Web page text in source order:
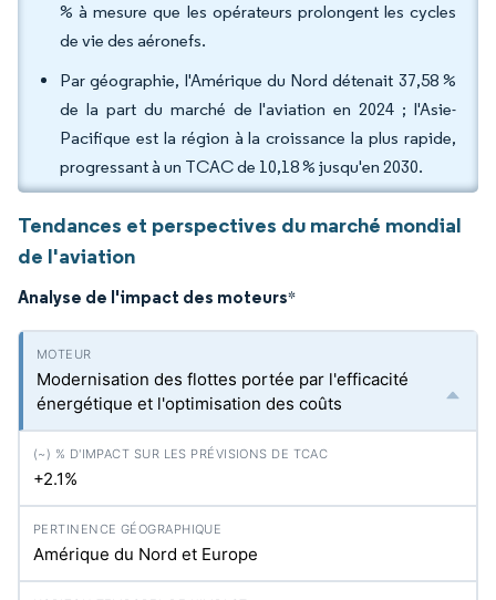
% à mesure que les opérateurs prolongent les cycles
de vie des aéronefs.
Par géographie, l'Amérique du Nord détenait 37,58 %
de la part du marché de l'aviation en 2024 ; l'Asie-
Pacifique est la région à la croissance la plus rapide,
progressant à un TCAC de 10,18 % jusqu'en 2030.
Tendances et perspectives du marché mondial
de l'aviation
Analyse de l'impact des moteurs*
Modernisation des flottes portée par l'efficacité
énergétique et l'optimisation des coûts
+2.1%
Amérique du Nord et Europe